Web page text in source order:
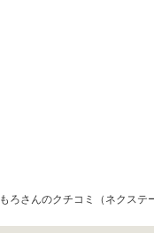
もろさんのクチコミ（ネクス